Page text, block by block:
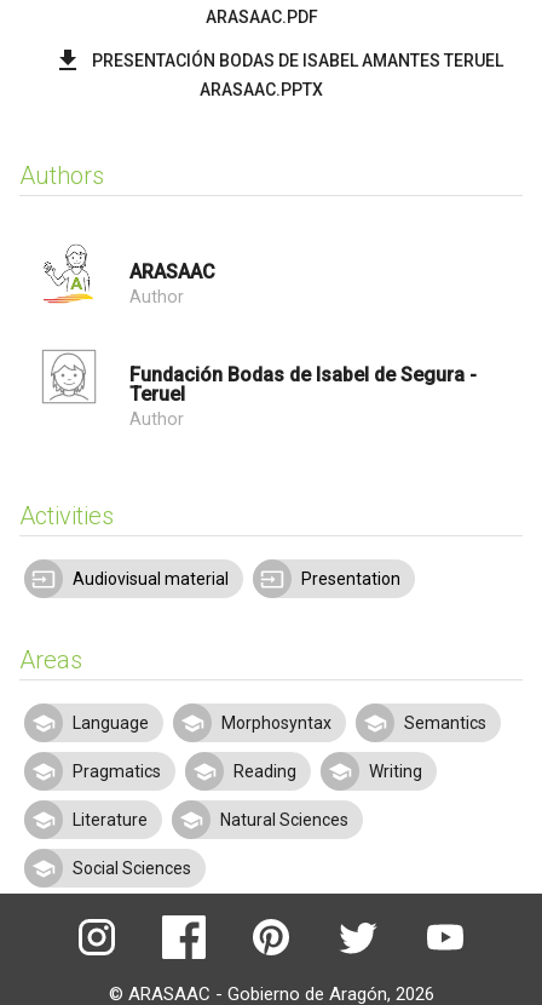
ARASAAC.PDF
PRESENTACIÓN BODAS DE ISABEL AMANTES TERUEL
ARASAAC.PPTX
Authors
ARASAAC
Author
Fundación Bodas de Isabel de Segura -
Teruel
Author
Activities
Audiovisual material Presentation
Areas
Language Morphosyntax Semantics
Pragmatics Reading Writing
Literature Natural Sciences
Social Sciences
© ARASAAC - Gobierno de Aragón, 2026